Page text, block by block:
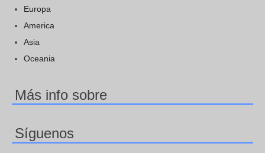
Europa
America
Asia
Oceania
Más info sobre
Síguenos